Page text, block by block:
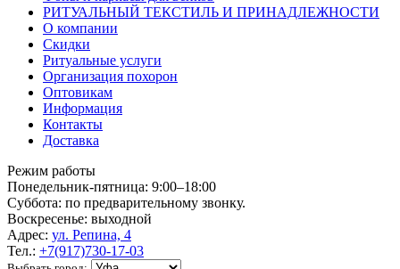
РИТУАЛЬНЫЙ ТЕКСТИЛЬ И ПРИНАДЛЕЖНОСТИ
О компании
Скидки
Ритуальные услуги
Организация похорон
Оптовикам
Информация
Контакты
Доставка
Режим работы
Понедельник-пятница: 9:00–18:00
Суббота: по предварительному звонку.
Воскресенье: выходной
Адрес: ул. Репина, 4
Тел.: +7(917)730-17-03